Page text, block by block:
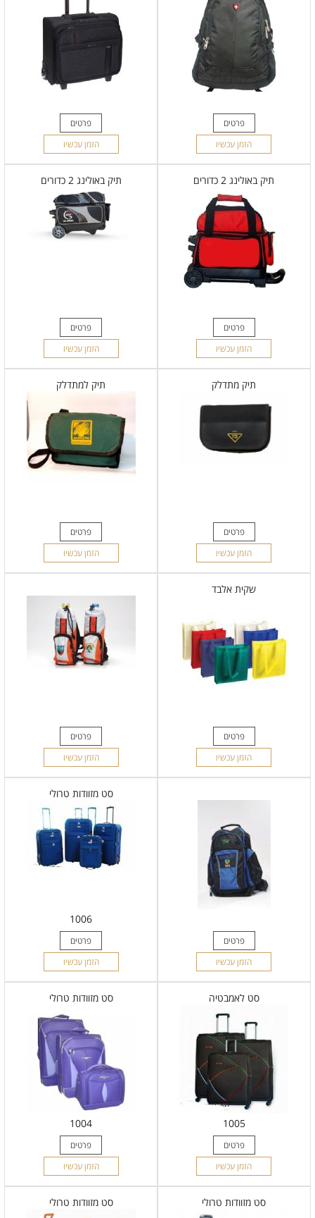
פרטים
הזמן עכשיו
פרטים
הזמן עכשיו
תיק באולינג 2 כדורים
פרטים
הזמן עכשיו
תיק באולינג 2 כדורים
פרטים
הזמן עכשיו
תיק מתדלק
פרטים
הזמן עכשיו
תיק למתדלק
פרטים
הזמן עכשיו
שקית אלבד
פרטים
הזמן עכשיו
פרטים
הזמן עכשיו
פרטים
הזמן עכשיו
סט מזוודות טרולי
1006
פרטים
הזמן עכשיו
סט לאמבטיה
1005
פרטים
הזמן עכשיו
סט מזוודות טרולי
1004
פרטים
הזמן עכשיו
סט מזוודות טרולי סט מזוודות טרולי